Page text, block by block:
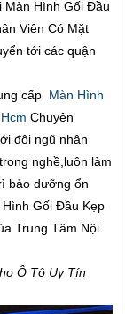
Màn Hình Gối Đầu
Viên Có Mặt
tới các quận
cấp Màn Hình
Chuyên
đội ngũ nhân
nghề,luôn làm
bảo dưỡng ổn
Gối Đầu Kẹp
Trung Tâm Nội
Ô Tô Uy Tín